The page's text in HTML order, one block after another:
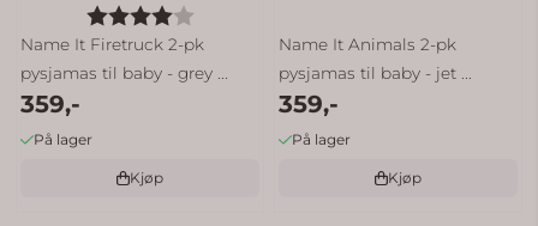
Karakter:
Name It Firetruck 2-pk
pysjamas til baby - grey ...
359,-
På lager
Kjøp
Name It Animals 2-pk
pysjamas til baby - jet ...
359,-
På lager
Kjøp